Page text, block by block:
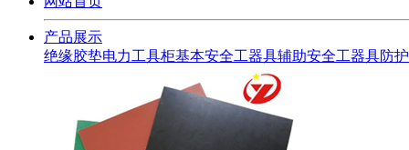
产品展示
绝缘胶垫电力工具柜基本安全工器具辅助安全工器具防